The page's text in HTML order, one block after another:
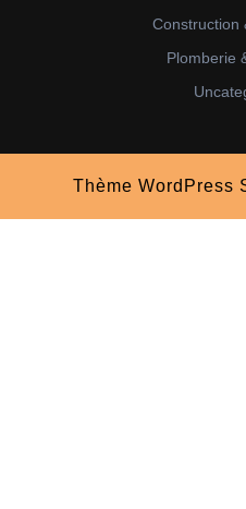
Construction
Plomberie
Thème WordPress